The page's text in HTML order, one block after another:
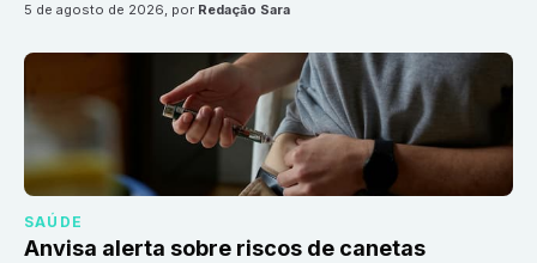
5 de agosto de 2026, por Redação Sara
SAÚDE
Anvisa alerta sobre riscos de canetas